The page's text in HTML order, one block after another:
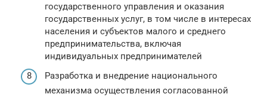
государственного управления и оказания
государственных услуг, в том числе в интересах
населения и субъектов малого и среднего
предпринимательства, включая
индивидуальных предпринимателей
Разработка и внедрение национального
механизма осуществления согласованной